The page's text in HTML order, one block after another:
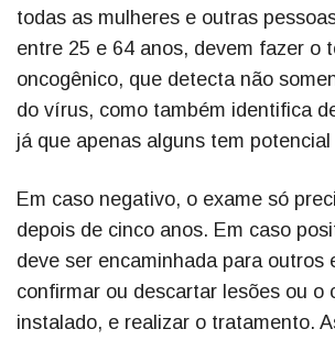
todas as mulheres e outras
entre 25 e 64 anos, devem fazer o
oncogênico, que detecta não
do vírus, como também identifica
já que apenas alguns tem
Em caso negativo, o exame só
depois de cinco anos. Em caso
deve ser encaminhada para outros
confirmar ou descartar lesões ou o
instalado, e realizar o tratamento.